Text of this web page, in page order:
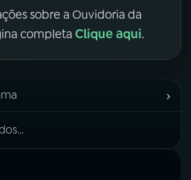
sobre a Ouvidoria da
completa Clique aqui.
›